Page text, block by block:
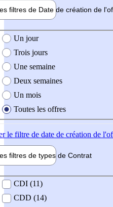
filtres de Date de création de
création de l'offre
Un jour
Trois jours
Une semaine
Deux semaines
Un mois
Toutes les offres
le filtre de date de création de
filtres de types de Contrat
contrat
CDI (11)
CDD (14)